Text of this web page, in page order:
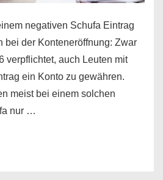
negativen Schufa Eintrag
bei der Konteneröffnung: Zwar
verpflichtet, auch Leuten mit
ein Konto zu gewähren.
meist bei einem solchen
nur …